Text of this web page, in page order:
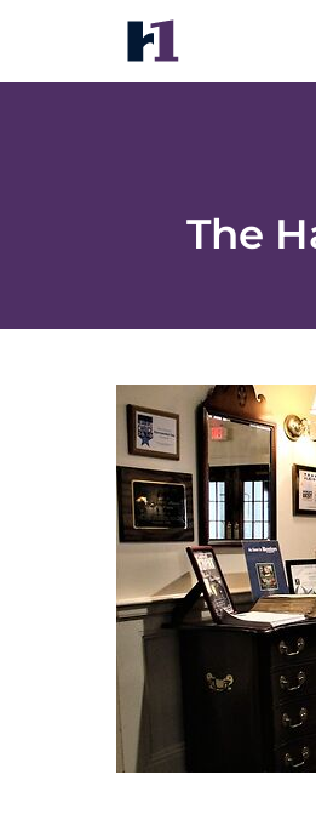
The
The Harraseeket